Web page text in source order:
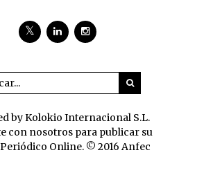
by Kolokio Internacional S.L.
con nosotros para publicar su
Online. © 2016 Anfec